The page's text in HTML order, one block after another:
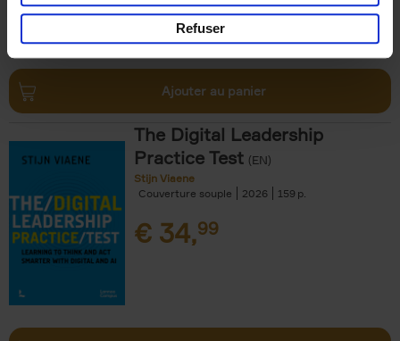
Refuser
Ajouter au panier
The Digital Leadership
Practice Test (EN)
Stijn Viaene
Couverture souple
2026 159
€ 34,99